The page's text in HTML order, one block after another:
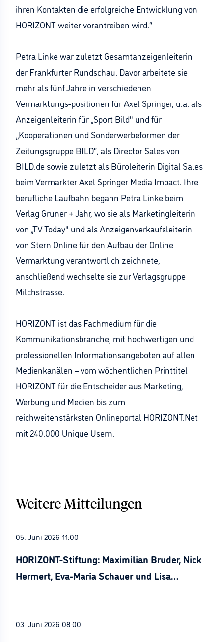
ihren Kontakten die erfolgreiche Entwicklung von
HORIZONT weiter vorantreiben wird.“
Petra Linke war zuletzt Gesamtanzeigenleiterin
der Frankfurter Rundschau. Davor arbeitete sie
mehr als fünf Jahre in verschiedenen
Vermarktungs-positionen für Axel Springer; u.a. als
Anzeigenleiterin für „Sport Bild" und für
„Kooperationen und Sonderwerbeformen der
Zeitungsgruppe BILD“, als Director Sales von
BILD.de sowie zuletzt als Büroleiterin Digital Sales
beim Vermarkter Axel Springer Media Impact. Ihre
berufliche Laufbahn begann Petra Linke beim
Verlag Gruner + Jahr, wo sie als Marketingleiterin
von „TV Today" und als Anzeigenverkaufsleiterin
von Stern Online für den Aufbau der Online
Vermarktung verantwortlich zeichnete,
anschließend wechselte sie zur Verlagsgruppe
Milchstrasse.
HORIZONT ist das Fachmedium für die
Kommunikationsbranche, mit hochwertigen und
professionellen Informationsangeboten auf allen
Medienkanälen – vom wöchentlichen Printtitel
HORIZONT für die Entscheider aus Marketing,
Werbung und Medien bis zum
reichweitenstärksten Onlineportal HORIZONT.Net
mit 240.000 Unique Usern.
Weitere Mitteilungen
05. Juni 2026 11:00
HORIZONT-Stiftung: Maximilian Bruder, Nick
Hermert, Eva-Maria Schauer und Lisa
03. Juni 2026 08:00